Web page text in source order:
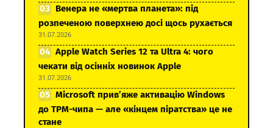
Венера не «мертва планета»: під
розпеченою поверхнею досі щось рухається
31.07.2026
Apple Watch Series 12 та Ultra 4: чого
чекати від осінніх новинок Apple
31.07.2026
Microsoft прив’яже активацію Windows
до TPM-чипа — але «кінцем піратства» це не
стане